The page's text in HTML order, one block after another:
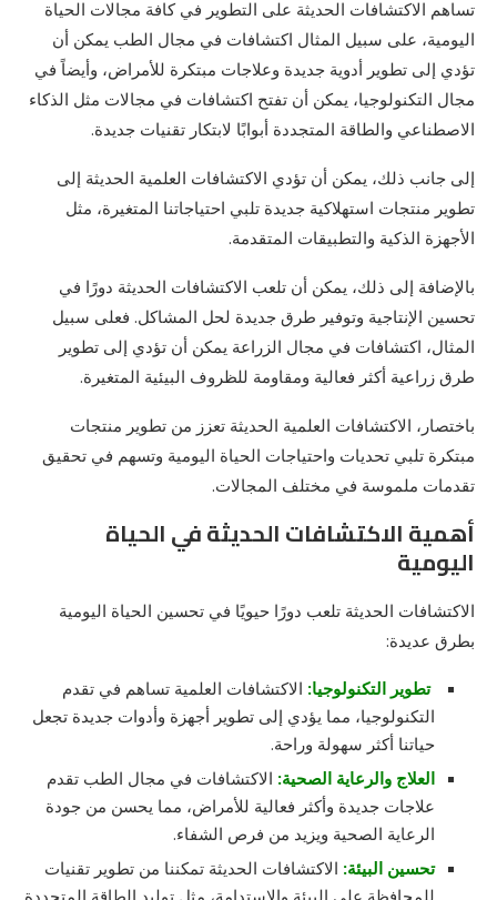
تساهم الاكتشافات الحديثة على التطوير في كافة مجالات الحياة
اليومية، على سبيل المثال اكتشافات في مجال الطب يمكن أن
تؤدي إلى تطوير أدوية جديدة وعلاجات مبتكرة للأمراض، وأيضاً في
مجال التكنولوجيا، يمكن أن تفتح اكتشافات في مجالات مثل الذكاء
الاصطناعي والطاقة المتجددة أبوابًا لابتكار تقنيات جديدة.
إلى جانب ذلك، يمكن أن تؤدي الاكتشافات العلمية الحديثة إلى
تطوير منتجات استهلاكية جديدة تلبي احتياجاتنا المتغيرة، مثل
الأجهزة الذكية والتطبيقات المتقدمة.
بالإضافة إلى ذلك، يمكن أن تلعب الاكتشافات الحديثة دورًا في
تحسين الإنتاجية وتوفير طرق جديدة لحل المشاكل. فعلى سبيل
المثال، اكتشافات في مجال الزراعة يمكن أن تؤدي إلى تطوير
طرق زراعية أكثر فعالية ومقاومة للظروف البيئية المتغيرة.
باختصار، الاكتشافات العلمية الحديثة تعزز من تطوير منتجات
مبتكرة تلبي تحديات واحتياجات الحياة اليومية وتسهم في تحقيق
تقدمات ملموسة في مختلف المجالات.
أهميةالاكتشافات الحديثة في الحياة
اليومية
الاكتشافات الحديثة تلعب دورًا حيويًا في تحسين الحياة اليومية
بطرق عديدة:
تطوير التكنولوجيا: الاكتشافات العلمية تساهم في تقدم
التكنولوجيا، مما يؤدي إلى تطوير أجهزة وأدوات جديدة تجعل
حياتنا أكثر سهولة وراحة.
العلاج والرعاية الصحية: الاكتشافات في مجال الطب تقدم
علاجات جديدة وأكثر فعالية للأمراض، مما يحسن من جودة
الرعاية الصحية ويزيد من فرص الشفاء.
تحسين البيئة: الاكتشافات الحديثة تمكننا من تطوير تقنيات
للمحافظة على البيئة والاستدامة، مثل توليد الطاقة المتجددة